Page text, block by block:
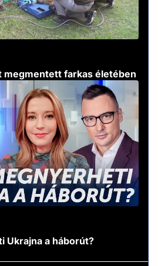
megmentett farkas életében
Ukrajna a háborút?